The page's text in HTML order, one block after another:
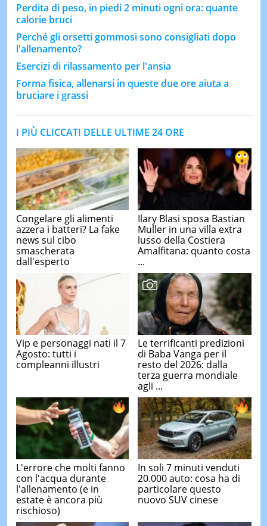
Perdita di peso, in piedi 2 minuti ogni ora: quante
calorie bruci
Perché gli orsetti gommosi sono consigliati dopo
l'allenamento?
Esercizi di rilassamento per l'ansia
Forma fisica, allenarsi in queste due ore aiuta a
bruciare i grassi
I PIÙ CLICCATI DELLE ULTIME 24 ORE
Congelare gli alimenti
azzera i batteri? La fake
news sul cibo
smascherata
dall'esperto
Ilary Blasi sposa Bastian
Muller in una villa extra
lusso della Costiera
Amalfitana: quanto costa
...
Vip e personaggi nati il 7
Agosto: tutti i
compleanni illustri
Le terrificanti predizioni
di Baba Vanga per il
resto del 2026: dalla
terza guerra mondiale
agli ...
L'errore che molti fanno
con l'acqua durante
l'allenamento (e in
estate è ancora più
rischioso)
In soli 7 minuti venduti
20.000 auto: cosa ha di
particolare questo
nuovo SUV cinese